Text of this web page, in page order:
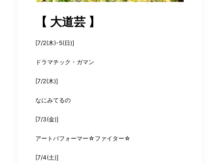
【 大道芸 】
[7/2(木)-5(日)]
ドラマチック・ガマン
[7/2(木)]
なにみてるの
[7/3(金)]
アートパフォーマー☆ファイター☆
[7/4(土)]